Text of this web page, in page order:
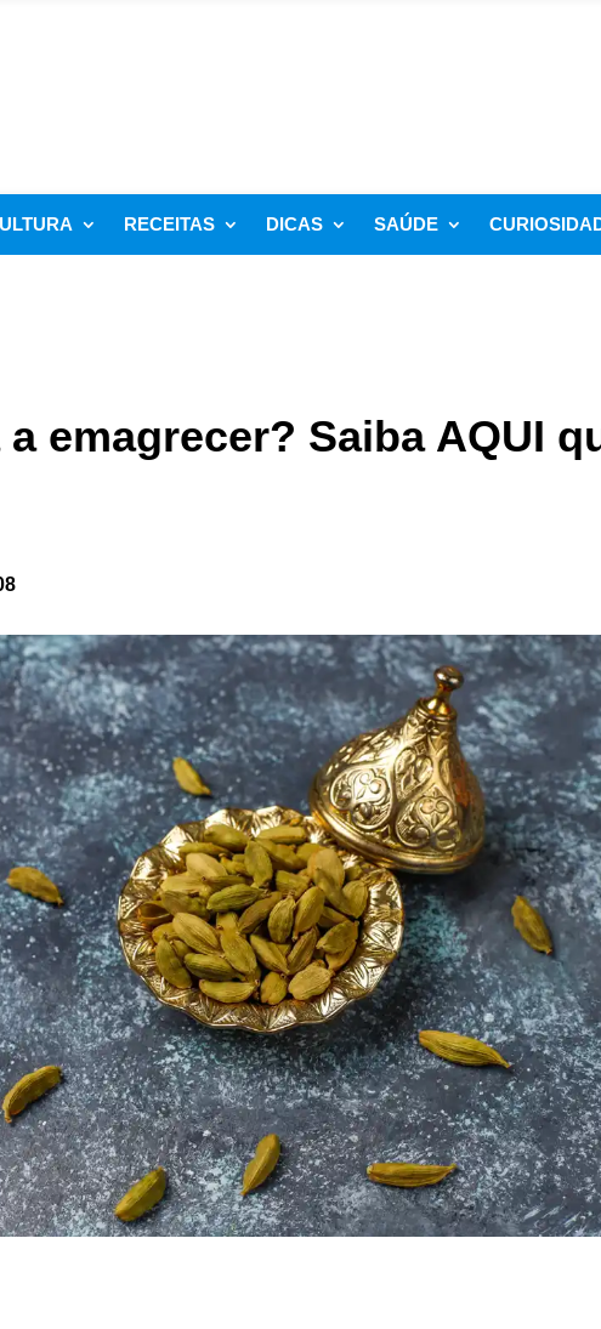
RECEITAS DICAS SAÚDE
emagrecer? Saiba AQUI